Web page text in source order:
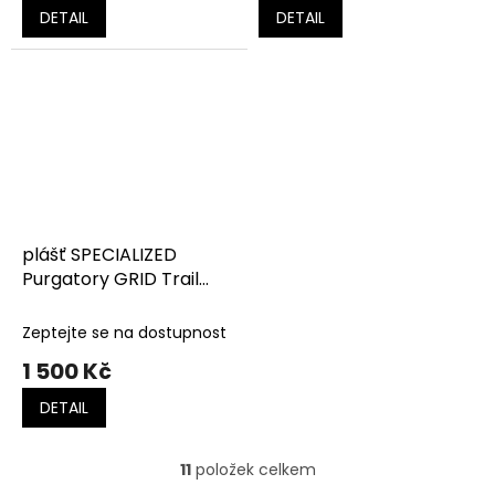
DETAIL DETAIL
plášť SPECIALIZED
Purgatory GRID Trail
Zeptejte se na dostupnost
1 500 Kč
DETAIL
O
11položek celkem